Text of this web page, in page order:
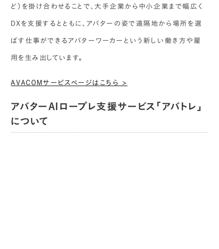
ど）を掛け合わせることで、大手企業から中小企業まで幅広く
DXを支援するとともに、アバターの姿で遠隔地から場所を選
ばす仕事ができるアバターワーカーという新しい働き方や雇
用を生み出しています。
AVACOMサービスページはこちら >
アバターAIロープレ支援サービス「アバトレ」
について